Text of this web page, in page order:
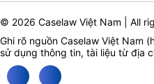
© 2026 Caselaw Việt Nam | All
Ghi rõ nguồn Caselaw Việt Nam (
sử dụng thông tin, tài liệu từ địa